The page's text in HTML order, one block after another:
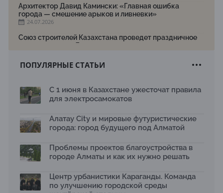
Архитектор Давид Камински: «Главная ошибка
города — смешение арыков и ливневки»
24.07.2026
Союз строителей Казахстана проведет праздничное
мероприятие ко Дню строителя
Новый Строительный кодекс: что изменилось для
Бауыржана Байбахтиева
17.07.2026
рободоставки в Астане
15.07.2026
2026 принимает заявки до 31 июля
13.07.2026
темой новой выставки в «Целинном»
13.07.2026
ПОПУЛЯРНЫЕ СТАТЬИ
С 1 июня в Казахстане ужесточат правила
для электросамокатов
Алатау City и мировые футуристические
города: город будущего под Алматой
Проблемы проектов благоустройства в
городе Алматы и как их нужно решать
Центр урбанистики Караганды. Команда
по улучшению городской среды